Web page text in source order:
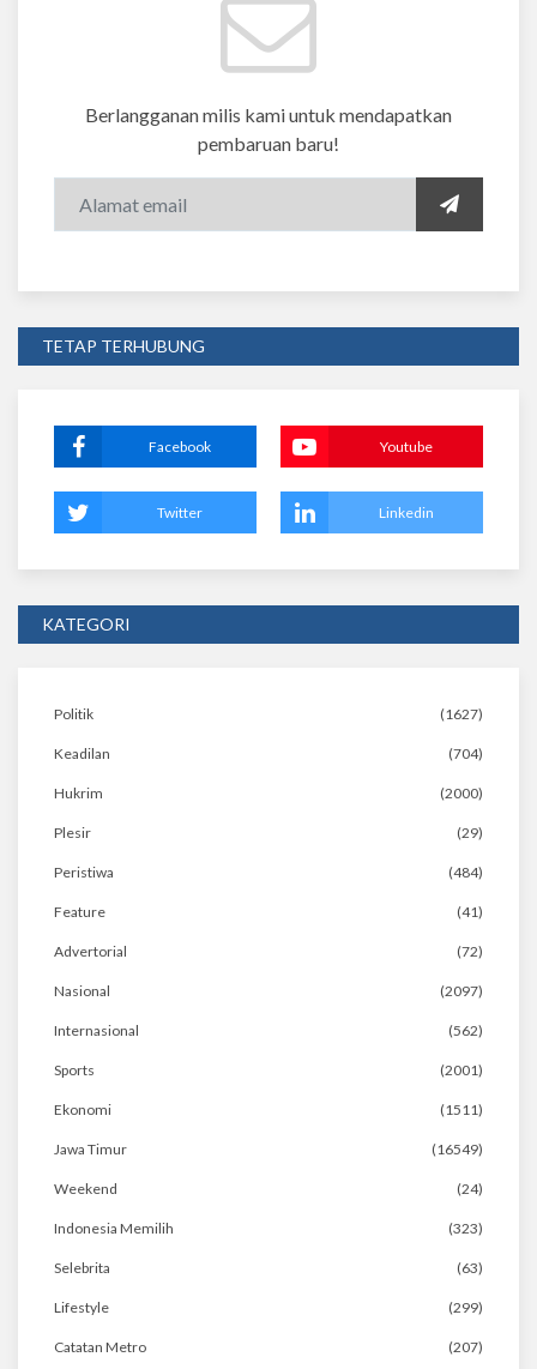
Berlangganan milis kami untuk mendapatkan
pembaruan baru!
TETAP TERHUBUNG
Facebook Youtube
Twitter Linkedin
KATEGORI
Politik (1627)
Keadilan (704)
Hukrim (2000)
Plesir (29)
Peristiwa (484)
Feature (41)
Advertorial (72)
Nasional (2097)
Internasional (562)
Sports (2001)
Ekonomi (1511)
Jawa Timur (16549)
Weekend (24)
Indonesia Memilih (323)
Selebrita (63)
Lifestyle (299)
Catatan Metro (207)